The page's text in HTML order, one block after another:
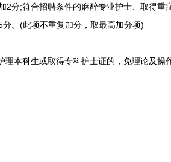
2分;符合招聘条件的麻醉专业护士、取得
。(此项不重复加分，取最高加分项)
科生或取得专科护士证的，免理论及操